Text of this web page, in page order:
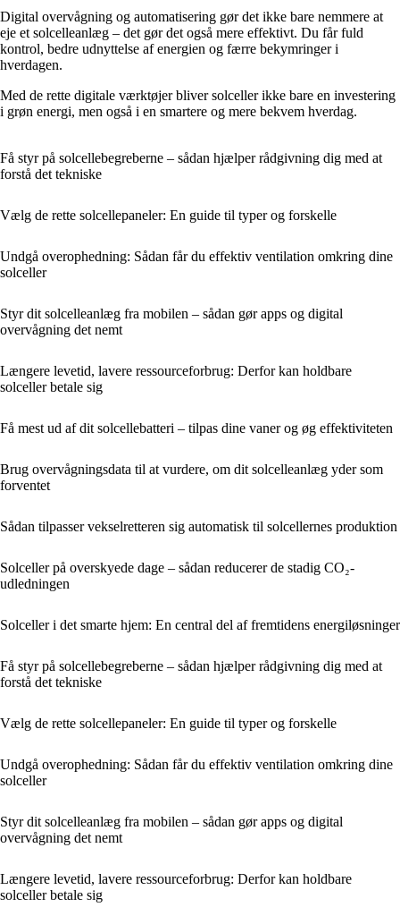
Digital overvågning og automatisering gør det ikke bare nemmere at
eje et solcelleanlæg – det gør det også mere effektivt. Du får fuld
kontrol, bedre udnyttelse af energien og færre bekymringer i
hverdagen.
Med de rette digitale værktøjer bliver solceller ikke bare en investering
i grøn energi, men også i en smartere og mere bekvem hverdag.
Få styr på solcellebegreberne – sådan hjælper rådgivning dig med at
forstå det tekniske
Vælg de rette solcellepaneler: En guide til typer og forskelle
Undgå overophedning: Sådan får du effektiv ventilation omkring dine
solceller
Styr dit solcelleanlæg fra mobilen – sådan gør apps og digital
overvågning det nemt
Længere levetid, lavere ressourceforbrug: Derfor kan holdbare
solceller betale sig
Få mest ud af dit solcellebatteri – tilpas dine vaner og øg effektiviteten
Brug overvågningsdata til at vurdere, om dit solcelleanlæg yder som
forventet
Sådan tilpasser vekselretteren sig automatisk til solcellernes produktion
Solceller på overskyede dage – sådan reducerer de stadig CO₂-
udledningen
Solceller i det smarte hjem: En central del af fremtidens energiløsninger
Få styr på solcellebegreberne – sådan hjælper rådgivning dig med at
forstå det tekniske
Vælg de rette solcellepaneler: En guide til typer og forskelle
Undgå overophedning: Sådan får du effektiv ventilation omkring dine
solceller
Styr dit solcelleanlæg fra mobilen – sådan gør apps og digital
overvågning det nemt
Længere levetid, lavere ressourceforbrug: Derfor kan holdbare
solceller betale sig